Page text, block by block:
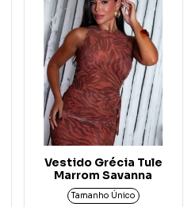
Vestido Grécia Tule
Marrom Savanna
Tamanho Único